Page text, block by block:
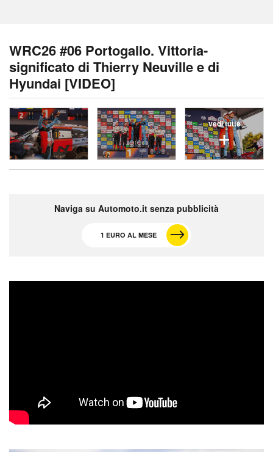
WRC26 #06 Portogallo. Vittoria-
significato di Thierry Neuville e di
Hyundai [VIDEO]
vedi tutte
Naviga su Automoto.it senza pubblicità
1 EURO AL MESE